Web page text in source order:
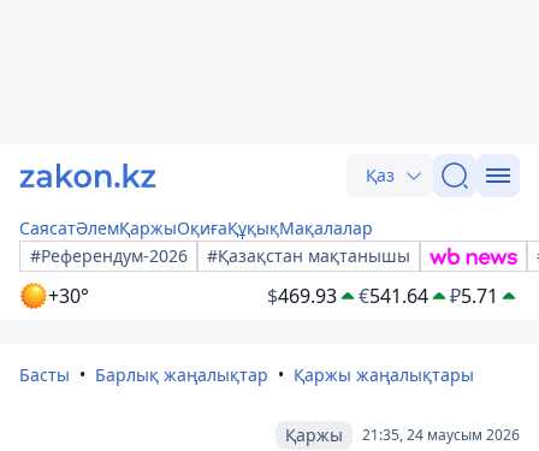
Қаз
СаясатӘлемҚаржыОқиғаҚұқықМақалалар
#Референдум-2026
#Қазақстан мақтанышы
+30° $469.93 €541.64 ₽5.71
Басты Барлық жаңалықтар Қаржы жаңалықтары
21:35, 24 маусым 2026
Қаржы